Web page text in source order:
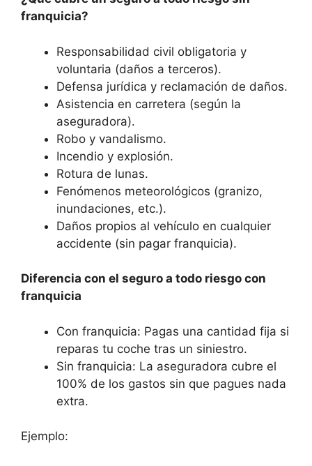
franquicia?
Responsabilidad civil obligatoria y
voluntaria (daños a terceros).
Defensa jurídica y reclamación de daños.
Asistencia en carretera (según la
aseguradora).
Robo y vandalismo.
Incendio y explosión.
Rotura de lunas.
Fenómenos meteorológicos (granizo,
inundaciones, etc.).
Daños propios al vehículo en cualquier
accidente (sin pagar franquicia).
Diferencia con el seguro a todo riesgo con
franquicia
Con franquicia: Pagas una cantidad fija si
reparas tu coche tras un siniestro.
Sin franquicia: La aseguradora cubre el
100% de los gastos sin que pagues nada
extra.
Ejemplo: